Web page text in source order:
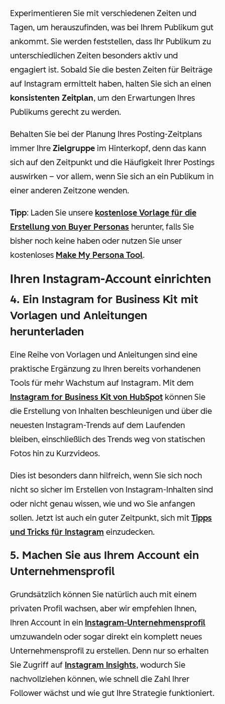
Experimentieren Sie mit verschiedenen Zeiten und
Tagen, um herauszufinden, was bei Ihrem Publikum gut
ankommt. Sie werden feststellen, dass Ihr Publikum zu
unterschiedlichen Zeiten besonders aktiv und
engagiert ist. Sobald Sie die besten Zeiten für Beiträge
auf Instagram ermittelt haben, halten Sie sich an einen
konsistenten Zeitplan, um den Erwartungen Ihres
Publikums gerecht zu werden.
Behalten Sie bei der Planung Ihres Posting-Zeitplans
immer Ihre Zielgruppe im Hinterkopf, denn das kann
sich auf den Zeitpunkt und die Häufigkeit Ihrer Postings
auswirken – vor allem, wenn Sie sich an ein Publikum in
einer anderen Zeitzone wenden.
Tipp: Laden Sie unsere kostenlose Vorlage für die
Erstellung von Buyer Personas herunter, falls Sie
bisher noch keine haben oder nutzen Sie unser
kostenloses Make My Persona Tool.
Ihren Instagram-Account einrichten
4. Ein Instagram for Business Kit mit
Vorlagen und Anleitungen
herunterladen
Eine Reihe von Vorlagen und Anleitungen sind eine
praktische Ergänzung zu Ihren bereits vorhandenen
Tools für mehr Wachstum auf Instagram. Mit dem
Instagram for Business Kit von HubSpot können Sie
die Erstellung von Inhalten beschleunigen und über die
neuesten Instagram-Trends auf dem Laufenden
bleiben, einschließlich des Trends weg von statischen
Fotos hin zu Kurzvideos.
Dies ist besonders dann hilfreich, wenn Sie sich noch
nicht so sicher im Erstellen von Instagram-Inhalten sind
oder nicht genau wissen, wie und wo Sie anfangen
sollen. Jetzt ist auch ein guter Zeitpunkt, sich mit Tipps
und Tricks für Instagram einzudecken.
5. Machen Sie aus Ihrem Account ein
Unternehmensprofil
Grundsätzlich können Sie natürlich auch mit einem
privaten Profil wachsen, aber wir empfehlen Ihnen,
Ihren Account in ein Instagram-Unternehmensprofil
umzuwandeln oder sogar direkt ein komplett neues
Unternehmensprofil zu erstellen. Denn nur so erhalten
Sie Zugriff auf Instagram Insights, wodurch Sie
nachvollziehen können, wie schnell die Zahl Ihrer
Follower wächst und wie gut Ihre Strategie funktioniert.